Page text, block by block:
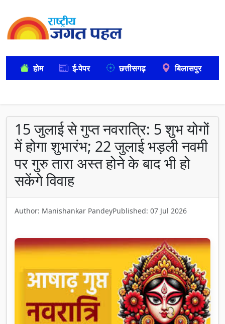
होम ई-पेपर छत्तीसगढ़ बिलासपुर
15 जुलाई से गुप्त नवरात्रि: 5 शुभ योगों
में होगा शुभारंभ; 22 जुलाई भड़ली नवमी
पर गुरु तारा अस्त होने के बाद भी हो
सकेंगे विवाह
Author: Manishankar PandeyPublished: 07 Jul 2026